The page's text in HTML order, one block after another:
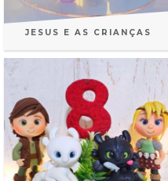
JESUS E AS CRIANÇAS